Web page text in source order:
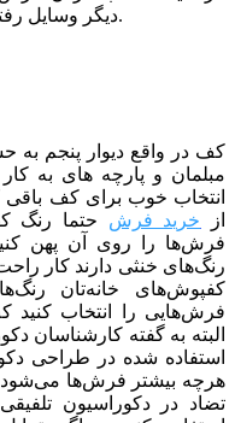
دیگر وسایل رفتن بسیار راحت‌تر از راه‌های دیگر است.
کف در واقع دیوار پنجم به
مبلمان و پارچه­ های به
انتخاب خوب برای کف
از خرید فرش حتما رنگ
فرش‌ها را روی آن پهن
رنگ‌های خنثی دارند کار
کفپوش‌های خانه‌تان
فرش‌هایی را انتخاب کنید
البته به گفته کارشناسان
استفاده شده در طراحی
هرچه بیشتر فرش‌ها می‌شود.
تضاد در دکوراسیون